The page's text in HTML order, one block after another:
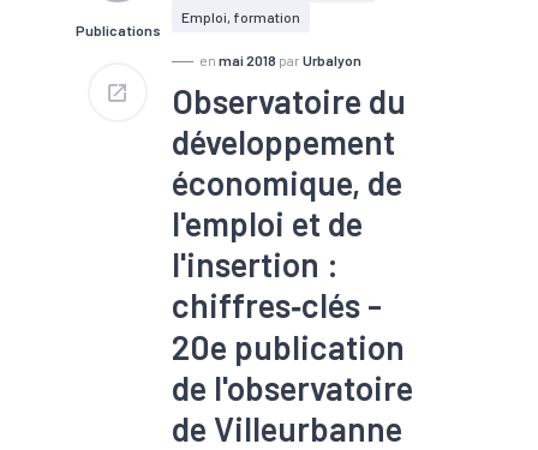
Publications
Emploi, formation
en mai 2018 par Urbalyon
Observatoire du
développement
économique, de
l'emploi et de
l'insertion :
chiffres‐clés -
20e publication
de l'observatoire
de Villeurbanne